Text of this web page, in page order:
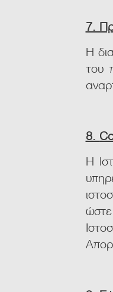
7.
Η
του
8.
Η